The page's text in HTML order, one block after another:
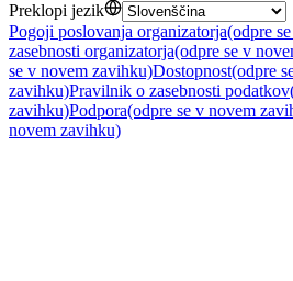
Preklopi jezik
Pogoji poslovanja organizatorja(odpre
zasebnosti organizatorja(odpre se v
se v novem zavihku)Dostopnost(odpre
zavihku)Pravilnik o zasebnosti podatkov
zavihku)Podpora(odpre se v novem
novem zavihku)